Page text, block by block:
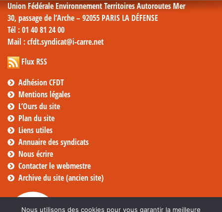
Union Fédérale Environnement Territoires Autoroutes Mer
30, passage de l’Arche – 92055 PARIS LA DÉFENSE
Tél : 01 40 81 24 00
Mail : cfdt.syndicat@i-carre.net
Flux RSS
Adhésion CFDT
Mentions légales
L’Ours du site
Plan du site
Liens utiles
Annuaire des syndicats
Nous écrire
Contacter le webmestre
Archive du site (ancien site)
Nous utilisons des cookies pour vous garantir la meilleure